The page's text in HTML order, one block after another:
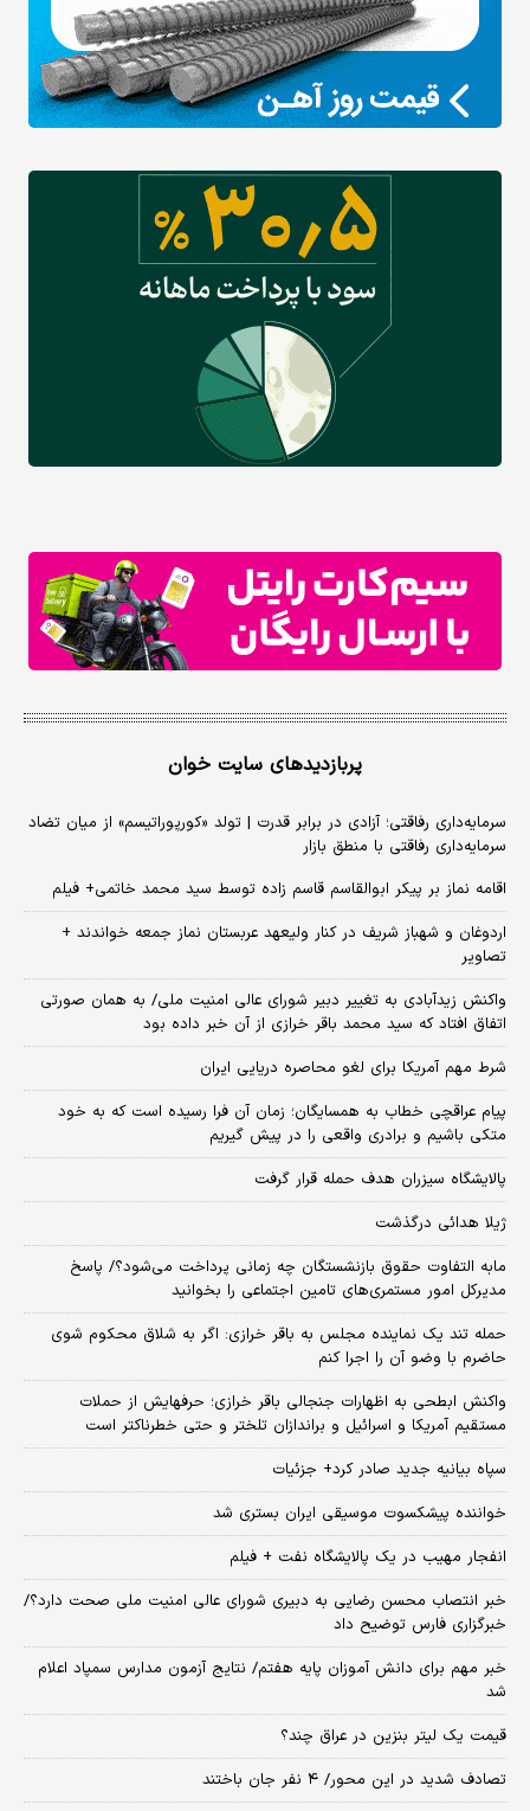
پربازدیدهای سایت خوان
سرمایه‌داری رفاقتی؛ آزادی در برابر قدرت | تولد «کورپوراتیسم» از میان تضاد
سرمایه‌داری رفاقتی با منطق بازار
اقامه نماز بر پیکر ابوالقاسم قاسم زاده توسط سید محمد خاتمی+ فیلم
اردوغان و شهباز شریف در کنار ولیعهد عربستان نماز جمعه خواندند +
تصاویر
واکنش زیدآبادی به تغییر دبیر شورای عالی امنیت ملی/ به همان صورتی
اتفاق افتاد که سید محمد باقر خرازی از آن خبر داده بود
شرط مهم آمریکا برای لغو محاصره دریایی ایران
پیام عراقچی خطاب به همسایگان؛ زمان آن فرا رسیده است که به خود
متکی باشیم و برادری واقعی را در پیش گیریم
پالایشگاه سیزران هدف حمله قرار گرفت
ژیلا هدائی درگذشت
مابه التفاوت حقوق بازنشستگان چه زمانی پرداخت می‌شود؟/ پاسخ
مدیرکل امور مستمری‌های تامین اجتماعی را بخوانید
حمله تند یک نماینده مجلس به باقر خرازی: اگر به شلاق محکوم شوی
حاضرم با وضو آن را اجرا کنم
واکنش ابطحی به اظهارات جنجالی باقر خرازی؛ حرفهایش از حملات
مستقیم آمریکا و اسرائیل و براندازان تلختر و حتی خطرناکتر است
سپاه بیانیه جدید صادر کرد+ جزئیات
خواننده پیشکسوت موسیقی ایران بستری شد
انفجار مهیب در یک پالایشگاه نفت + فیلم
خبر انتصاب محسن رضایی به دبیری شورای عالی امنیت ملی صحت دارد؟/
خبرگزاری فارس توضیح داد
خبر مهم برای دانش آموزان پایه هفتم/ نتایج آزمون مدارس سمپاد اعلام
شد
قیمت یک لیتر بنزین در عراق چند؟
تصادف شدید در این محور/ ۴ نفر جان باختند